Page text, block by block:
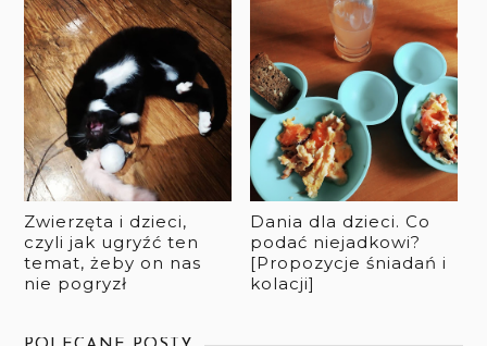
Zwierzęta i dzieci,
czyli jak ugryźć ten
temat, żeby on nas
nie pogryzł
Dania dla dzieci. Co
podać niejadkowi?
[Propozycje śniadań i
kolacji]